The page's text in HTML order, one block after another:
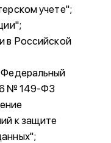
учете";
в Российской
Федеральный
№ 149-ФЗ
к защите